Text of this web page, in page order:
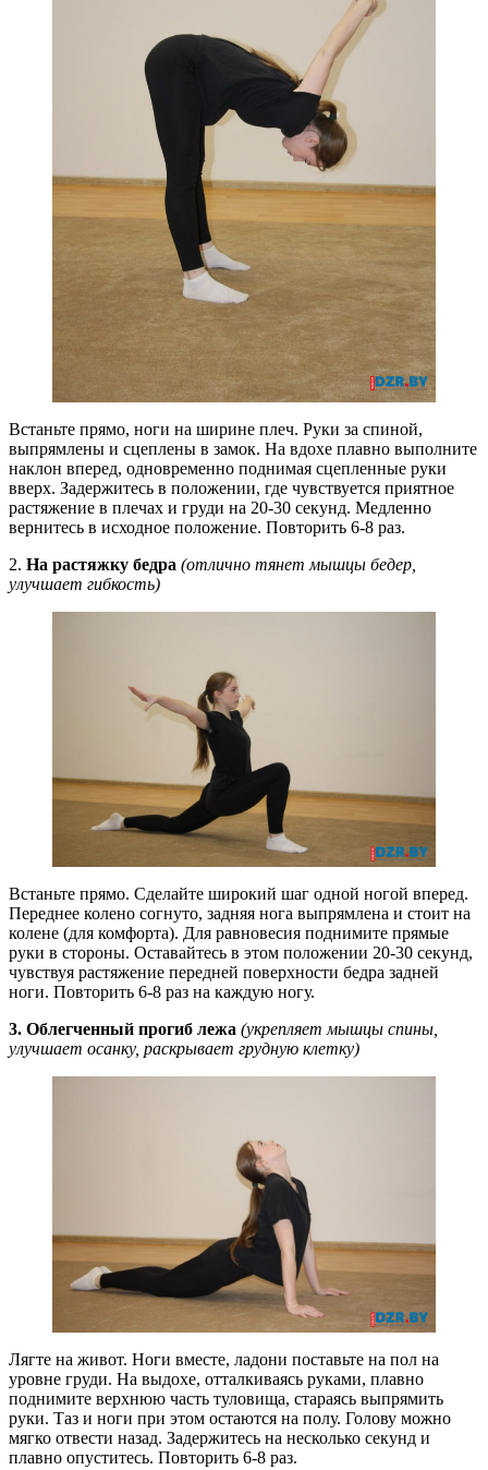
Встаньте прямо, ноги на ширине плеч. Руки за спиной,
выпрямлены и сцеплены в замок. На вдохе плавно выполните
наклон вперед, одновременно поднимая сцепленные руки
вверх. Задержитесь в положении, где чувствуется приятное
растяжение в плечах и груди на 20-30 секунд. Медленно
вернитесь в исходное положение. Повторить 6-8 раз.
2. На растяжку бедра (отлично тянет мышцы бедер,
улучшает гибкость)
Встаньте прямо. Сделайте широкий шаг одной ногой вперед.
Переднее колено согнуто, задняя нога выпрямлена и стоит на
колене (для комфорта). Для равновесия поднимите прямые
руки в стороны. Оставайтесь в этом положении 20-30 секунд,
чувствуя растяжение передней поверхности бедра задней
ноги. Повторить 6-8 раз на каждую ногу.
3. Облегченный прогиб лежа (укрепляет мышцы спины,
улучшает осанку, раскрывает грудную клетку)
Лягте на живот. Ноги вместе, ладони поставьте на пол на
уровне груди. На выдохе, отталкиваясь руками, плавно
поднимите верхнюю часть туловища, стараясь выпрямить
руки. Таз и ноги при этом остаются на полу. Голову можно
мягко отвести назад. Задержитесь на несколько секунд и
плавно опуститесь. Повторить 6-8 раз.